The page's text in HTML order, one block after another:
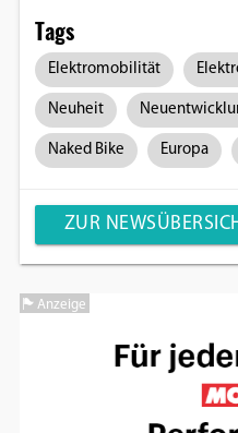
Tags
Elektromobilität
Neuheit
Naked Bike Europa
ZUR
Anzeige